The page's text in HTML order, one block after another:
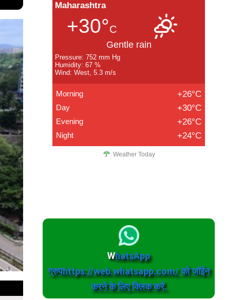
Maharashtra
+30°C
Gentle rain
Pressure: 752 mm Hg
Humidity: 67 %
Wind: West, 5.3 m/s
Morning +26°C
Day +30°C
Evening +26°C
Night +24°C
Weather Today
WhatsApp
ग्रुपhttps://web.whatsapp.com/ को जॉईन
करने के लिए क्लिक करें.